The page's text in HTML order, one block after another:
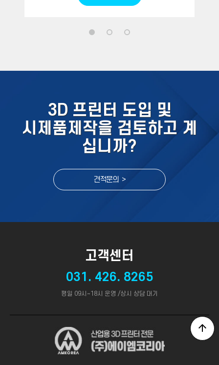
3D 프린터 도입 및
시제품제작을 검토하고 계
십니까?
견적문의 >
고객센터
031. 426. 8265
평일 09시~18시 운영 /상시 상담 대기